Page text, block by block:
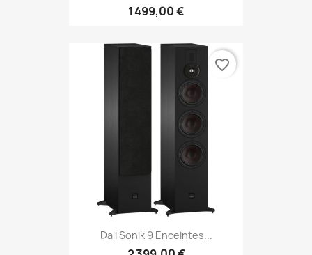
1 499,00 €
Dali Sonik 9 Enceintes...
favorite_border